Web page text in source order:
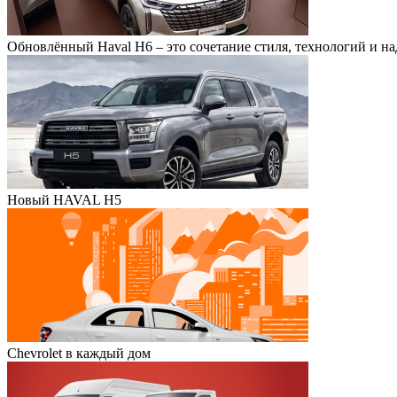
Обновлённый Haval H6 – это сочетание стиля, технологий и
Новый HAVAL H5
Chevrolet в каждый дом